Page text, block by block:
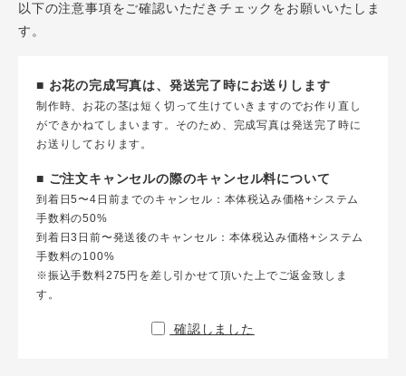
以下の注意事項をご確認いただきチェックをお願いいたしま
す。
■ お花の完成写真は、発送完了時にお送りします
制作時、お花の茎は短く切って生けていきますのでお作り直し
ができかねてしまいます。そのため、完成写真は発送完了時に
お送りしております。
■ ご注文キャンセルの際のキャンセル料について
到着日5〜4日前までのキャンセル：本体税込み価格+システム
手数料の50%
到着日3日前〜発送後のキャンセル：本体税込み価格+システム
手数料の100%
※振込手数料275円を差し引かせて頂いた上でご返金致しま
す。
確認しました